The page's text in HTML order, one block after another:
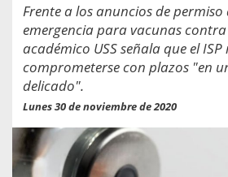
Frente a los anuncios de permiso
emergencia para vacunas contra
académico USS señala que el
comprometerse con plazos "en
delicado".
Lunes 30 de noviembre de 2020